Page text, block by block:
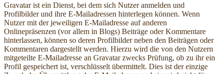
Gravatar ist ein Dienst, bei dem sich Nutzer anmelden und
Profilbilder und ihre E-Mailadressen hinterlegen können. Wenn
Nutzer mit der jeweiligen E-Mailadresse auf anderen
Onlinepräsenzen (vor allem in Blogs) Beiträge oder Kommentare
hinterlassen, können so deren Profilbilder neben den Beiträgen oder
Kommentaren dargestellt werden. Hierzu wird die von den Nutzern
mitgeteilte E-Mailadresse an Gravatar zwecks Prüfung, ob zu ihr ein
Profil gespeichert ist, verschlüsselt übermittelt. Dies ist der einzige